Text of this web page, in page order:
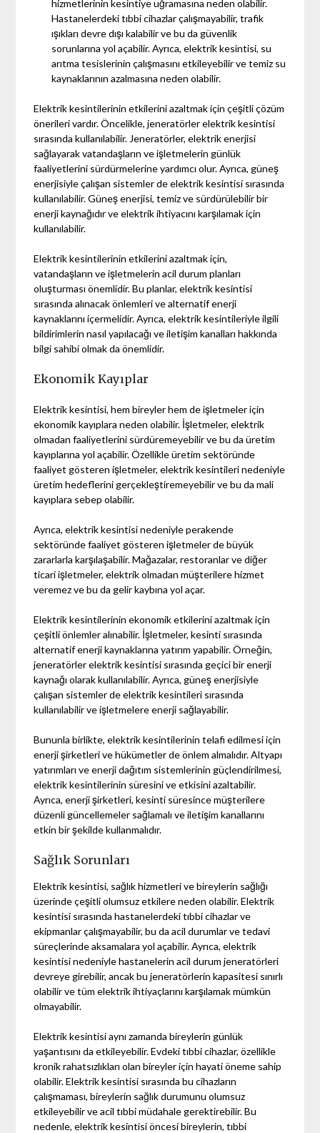
hizmetlerinin kesintiye uğramasına neden olabilir.
Hastanelerdeki tıbbi cihazlar çalışmayabilir, trafik
ışıkları devre dışı kalabilir ve bu da güvenlik
sorunlarına yol açabilir. Ayrıca, elektrik kesintisi, su
arıtma tesislerinin çalışmasını etkileyebilir ve temiz su
kaynaklarının azalmasına neden olabilir.
Elektrik kesintilerinin etkilerini azaltmak için çeşitli çözüm
önerileri vardır. Öncelikle, jeneratörler elektrik kesintisi
sırasında kullanılabilir. Jeneratörler, elektrik enerjisi
sağlayarak vatandaşların ve işletmelerin günlük
faaliyetlerini sürdürmelerine yardımcı olur. Ayrıca, güneş
enerjisiyle çalışan sistemler de elektrik kesintisi sırasında
kullanılabilir. Güneş enerjisi, temiz ve sürdürülebilir bir
enerji kaynağıdır ve elektrik ihtiyacını karşılamak için
kullanılabilir.
Elektrik kesintilerinin etkilerini azaltmak için,
vatandaşların ve işletmelerin acil durum planları
oluşturması önemlidir. Bu planlar, elektrik kesintisi
sırasında alınacak önlemleri ve alternatif enerji
kaynaklarını içermelidir. Ayrıca, elektrik kesintileriyle ilgili
bildirimlerin nasıl yapılacağı ve iletişim kanalları hakkında
bilgi sahibi olmak da önemlidir.
Ekonomik Kayıplar
Elektrik kesintisi, hem bireyler hem de işletmeler için
ekonomik kayıplara neden olabilir. İşletmeler, elektrik
olmadan faaliyetlerini sürdüremeyebilir ve bu da üretim
kayıplarına yol açabilir. Özellikle üretim sektöründe
faaliyet gösteren işletmeler, elektrik kesintileri nedeniyle
üretim hedeflerini gerçekleştiremeyebilir ve bu da mali
kayıplara sebep olabilir.
Ayrıca, elektrik kesintisi nedeniyle perakende
sektöründe faaliyet gösteren işletmeler de büyük
zararlarla karşılaşabilir. Mağazalar, restoranlar ve diğer
ticari işletmeler, elektrik olmadan müşterilere hizmet
veremez ve bu da gelir kaybına yol açar.
Elektrik kesintilerinin ekonomik etkilerini azaltmak için
çeşitli önlemler alınabilir. İşletmeler, kesinti sırasında
alternatif enerji kaynaklarına yatırım yapabilir. Örneğin,
jeneratörler elektrik kesintisi sırasında geçici bir enerji
kaynağı olarak kullanılabilir. Ayrıca, güneş enerjisiyle
çalışan sistemler de elektrik kesintileri sırasında
kullanılabilir ve işletmelere enerji sağlayabilir.
Bununla birlikte, elektrik kesintilerinin telafi edilmesi için
enerji şirketleri ve hükümetler de önlem almalıdır. Altyapı
yatırımları ve enerji dağıtım sistemlerinin güçlendirilmesi,
elektrik kesintilerinin süresini ve etkisini azaltabilir.
Ayrıca, enerji şirketleri, kesinti süresince müşterilere
düzenli güncellemeler sağlamalı ve iletişim kanallarını
etkin bir şekilde kullanmalıdır.
Sağlık Sorunları
Elektrik kesintisi, sağlık hizmetleri ve bireylerin sağlığı
üzerinde çeşitli olumsuz etkilere neden olabilir. Elektrik
kesintisi sırasında hastanelerdeki tıbbi cihazlar ve
ekipmanlar çalışmayabilir, bu da acil durumlar ve tedavi
süreçlerinde aksamalara yol açabilir. Ayrıca, elektrik
kesintisi nedeniyle hastanelerin acil durum jeneratörleri
devreye girebilir, ancak bu jeneratörlerin kapasitesi sınırlı
olabilir ve tüm elektrik ihtiyaçlarını karşılamak mümkün
olmayabilir.
Elektrik kesintisi aynı zamanda bireylerin günlük
yaşantısını da etkileyebilir. Evdeki tıbbi cihazlar, özellikle
kronik rahatsızlıkları olan bireyler için hayati öneme sahip
olabilir. Elektrik kesintisi sırasında bu cihazların
çalışmaması, bireylerin sağlık durumunu olumsuz
etkileyebilir ve acil tıbbi müdahale gerektirebilir. Bu
nedenle, elektrik kesintisi öncesi bireylerin, tıbbi